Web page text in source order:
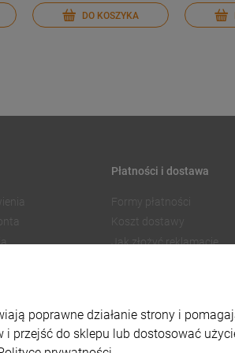
DO KOSZYKA
Płatności i dostawa
Formy płatności
Koszt dostawy
Jak złożyć reklamację
poprawne działanie strony i
przejść do sklepu lub dostosować